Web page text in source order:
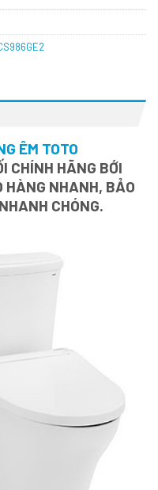
ÊM TOTO
CHÍNH HÃNG BỚI
HÀNG NHANH, BẢO
CHÓNG.